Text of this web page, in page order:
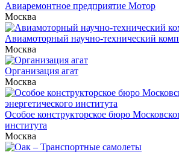
Авиаремонтное предприятие Мотор
Москва
Авиамоторный научно-технический
Москва
Организация агат
Москва
Особое конструкторское бюро
института
Москва